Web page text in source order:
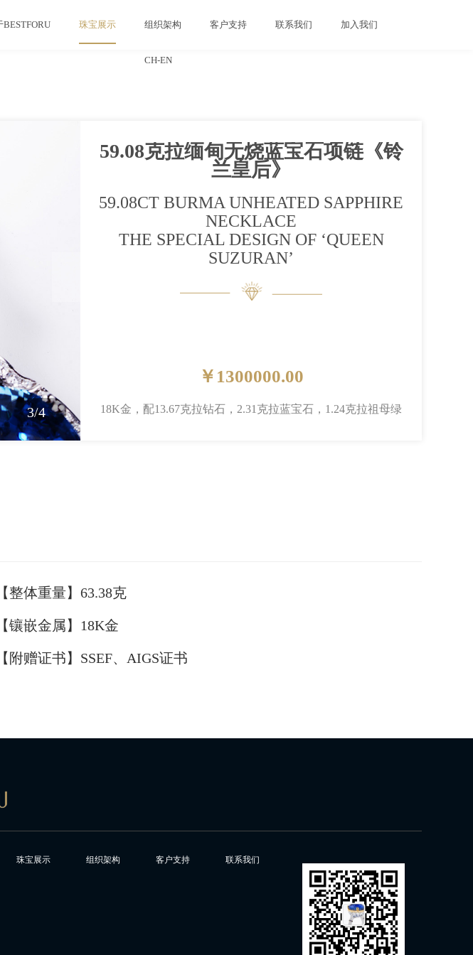
BESTFORU 珠宝展示 组织架构 客户支持 联系我们 加入我们
CH-EN
3/4
59.08克拉缅甸无烧蓝宝石项链《铃
兰皇后》
59.08CT BURMA UNHEATED SAPPHIRE
NECKLACE
THE SPECIAL DESIGN OF ‘QUEEN
SUZURAN’
￥1300000.00
18K金，配13.67克拉钻石，2.31克拉蓝宝石，1.24克拉祖母绿
【整体重量】63.38克
【镶嵌金属】18K金
【附赠证书】SSEF、AIGS证书
珠宝展示 组织架构 客户支持 联系我们